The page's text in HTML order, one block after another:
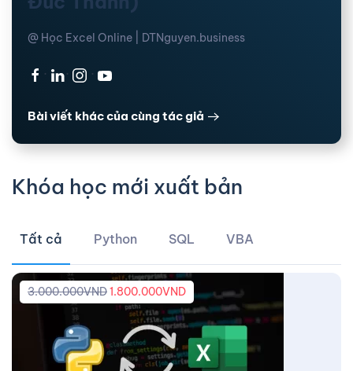
@ Học Excel Online | DTNguyen.business
· · ·
Bài viết khác của cùng tác giả
Khóa học mới xuất bản
Tất cả Python SQL VBA
3.000.000VND1.800.000VND